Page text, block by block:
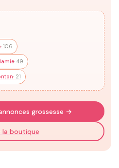
· 106
· 49
· 21
grossesse →
la boutique